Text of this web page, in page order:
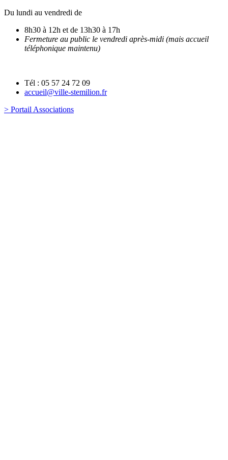
Du lundi au vendredi de
8h30 à 12h et de 13h30 à 17h
Fermeture au public le vendredi après-midi (mais accueil
téléphonique maintenu)
Tél : 05 57 24 72 09
accueil@ville-stemilion.fr
> Portail Associations